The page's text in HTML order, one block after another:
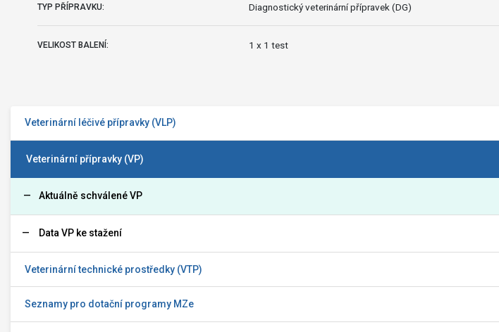
Veterinární léčivé přípravky (VLP)
Veterinární přípravky (VP)
Aktuálně schválené VP
Data VP ke stažení
Veterinární technické prostředky (VTP)
Seznamy pro dotační programy MZe
TYP PŘÍPRAVKU: Diagnostický veterinární přípravek (DG)
VELIKOST BALENÍ: 1 x 1 test